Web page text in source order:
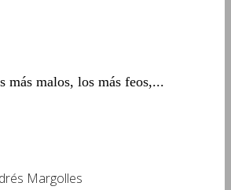
más malos, los más feos,...
Margolles